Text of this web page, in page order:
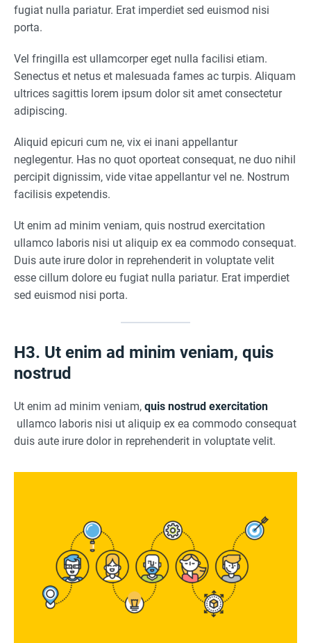
fugiat nulla pariatur. Erat imperdiet sed euismod nisi
porta.
Vel fringilla est ullamcorper eget nulla facilisi etiam.
Senectus et netus et malesuada fames ac turpis. Aliquam
ultrices sagittis lorem ipsum dolor sit amet consectetur
adipiscing.
Aliquid epicuri cum ne, vix ei inani appellantur
neglegentur. Has no quot oporteat consequat, ne duo nihil
percipit dignissim, vide vitae appellantur vel ne. Nostrum
facilisis expetendis.
Ut enim ad minim veniam, quis nostrud exercitation
ullamco laboris nisi ut aliquip ex ea commodo consequat.
Duis aute irure dolor in reprehenderit in voluptate velit
esse cillum dolore eu fugiat nulla pariatur. Erat imperdiet
sed euismod nisi porta.
H3. Ut enim ad minim veniam, quis
nostrud
Ut enim ad minim veniam, quis nostrud exercitation
ullamco laboris nisi ut aliquip ex ea commodo consequat
duis aute irure dolor in reprehenderit in voluptate velit.